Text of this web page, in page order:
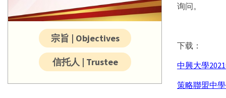
询问。
下载：
中興大學
策略聯盟中
宗旨 | Objectives
信托人 | Trustee